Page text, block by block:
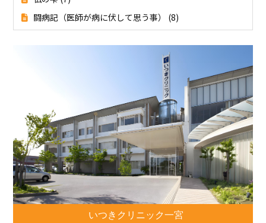
闘病記（医師が病に伏して思う事）
(8)
いつきクリニック一宮